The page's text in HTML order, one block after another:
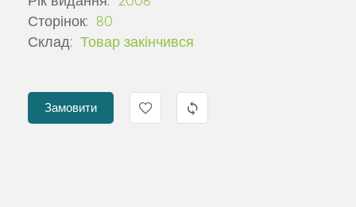
Сторінок: 80
Склад: Товар закінчився
Замовити